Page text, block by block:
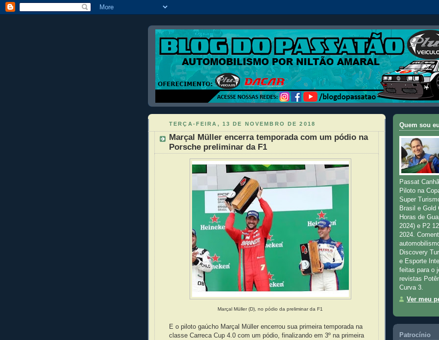
TERÇA-FEIRA, 13 DE NOVEMBRO DE 2018
Marçal Müller encerra temporada com um pódio na
Porsche preliminar da F1
Marçal Müller (D), no pódio da preliminar da F1
E o piloto gaúcho Marçal Müller encerrou sua primeira temporada na
classe Carreca Cup 4.0 com um pódio, finalizando em 3º na primeira
Quem sou
Passat
Piloto na
Super
Brasil e
Horas de
2024) e P2
2024.
Discovery
e Esporte
feitas para o
revistas
Curva 3.
Ver meu
Patrocínio